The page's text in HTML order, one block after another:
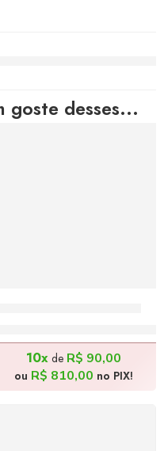
goste desses...
10xde R$ 90,00
ou R$ 810,00 no PIX!